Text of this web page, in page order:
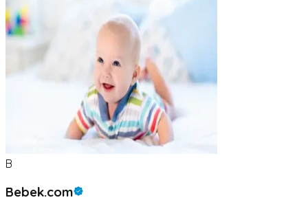
B
Bebek.com